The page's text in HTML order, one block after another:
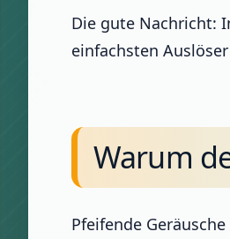
Die gute Nachricht:
einfachsten
Warum
Pfeifende